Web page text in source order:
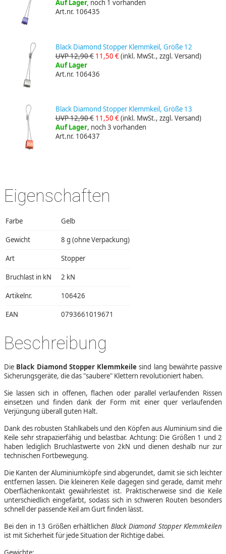
Auf Lager, noch 1 vorhanden
Art.nr. 106435
Black Diamond Stopper Klemmkeil, Größe 12
UVP 12,90 € 11,50 €(inkl. MwSt., zzgl. Versand)
Auf Lager
Art.nr. 106436
Black Diamond Stopper Klemmkeil, Größe 13
UVP 12,90 € 11,50 €(inkl. MwSt., zzgl. Versand)
Auf Lager, noch 3 vorhanden
Art.nr. 106437
Eigenschaften
Farbe Gelb
Gewicht 8 g (ohne Verpackung)
Art Stopper
Bruchlast in kN 2 kN
Artikelnr. 106426
EAN 0793661019671
Beschreibung
Die Black Diamond Stopper Klemmkeile sind lang bewährte passive
Sicherungsgeräte, die das "saubere" Klettern revolutioniert haben.
Sie lassen sich in offenen, flachen oder parallel verlaufenden Rissen
einsetzen und finden dank der Form mit einer quer verlaufenden
Verjüngung überall guten Halt.
Dank des robusten Stahlkabels und den Köpfen aus Aluminium sind die
Keile sehr strapazierfähig und belastbar. Achtung: Die Größen 1 und 2
haben lediglich Bruchlastwerte von 2kN und dienen deshalb nur zur
technischen Fortbewegung.
Die Kanten der Aluminiumköpfe sind abgerundet, damit sie sich leichter
entfernen lassen. Die kleineren Keile dagegen sind gerade, damit mehr
Oberflächenkontakt gewährleistet ist. Praktischerweise sind die Keile
unterschiedlich eingefärbt, sodass sich in schweren Routen besonders
schnell der passende Keil am Gurt finden lässt.
Bei den in 13 Größen erhältlichen Black Diamond Stopper Klemmkeilen
ist mit Sicherheit für jede Situation der Richtige dabei.